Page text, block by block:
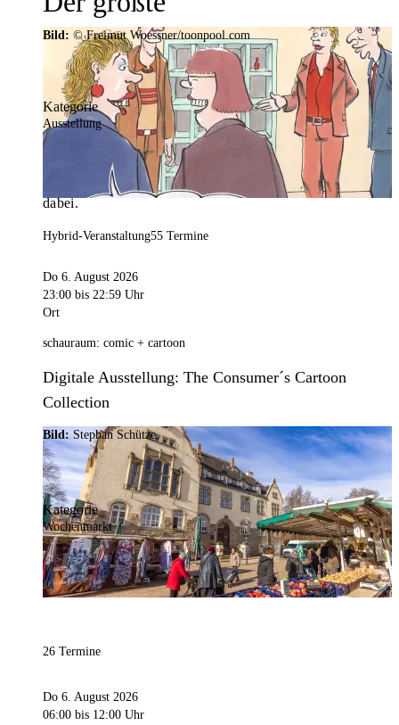
Veranstaltungskalender der
Region
Mit weit über 4.000 Terminen ist der
Veranstaltungskalender der Stadt Dortmund der
umfangreichste der Region. Hier ist für alle was
dabei.
Bild: © Freimut Woessner/toonpool.com
Kategorie
Ausstellung
Hybrid-Veranstaltung55 Termine
Do 6. August 2026
23:00 bis 22:59 Uhr
Ort
schauraum: comic + cartoon
Digitale Ausstellung: The Consumer´s Cartoon
Collection
Bild: Stephan Schütze
Kategorie
Wochenmarkt
26 Termine
Do 6. August 2026
06:00 bis 12:00 Uhr